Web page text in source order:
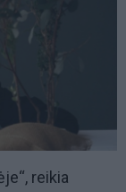
reikia